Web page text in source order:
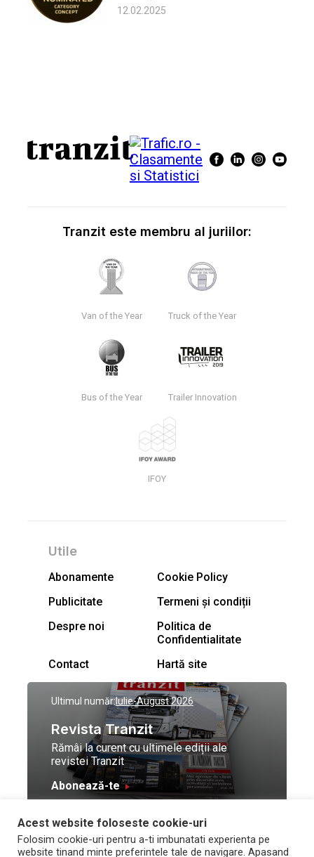
12.02.2025
Tranzit este membru al juriilor:
Van of the Year Truck of the Year
Bus of the Year Trailer Innovation
IFOY
Utile
Abonamente
Cookie Policy
Publicitate
Termeni și condiții
Despre noi
Politica de
Confidentialitate
Contact
Hartă site
Ultimul număr:Iulie-August 2026
Revista Tranzit
Rămâi la curent cu ultimele ediții ale
revistei Tranzit
Abonează-te
© Toate drepturile
rezervate Trafic Media
Design by
and development by Neo
Acest website foloseste cookie-uri
Folosim cookie-uri pentru a-ti imbunatati experienta pe
website tinand minte preferintele tale de navigare. Apasand